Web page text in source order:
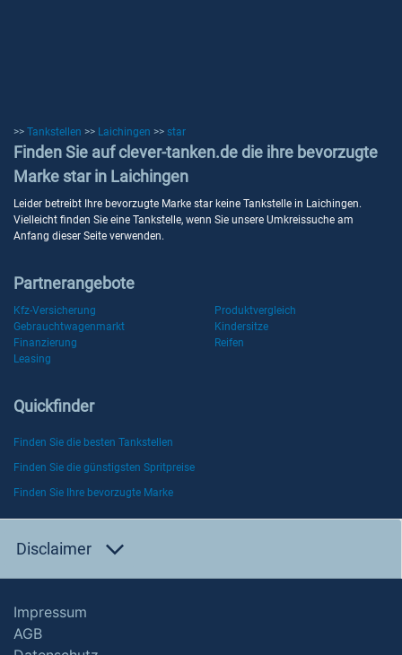
>> Tankstellen >> Laichingen >> star
Finden Sie auf clever-tanken.de die ihre bevorzugte
Marke star in Laichingen
Leider betreibt Ihre bevorzugte Marke star keine Tankstelle in Laichingen.
Vielleicht finden Sie eine Tankstelle, wenn Sie unsere Umkreissuche am
Anfang dieser Seite verwenden.
Partnerangebote
Kfz-Versicherung
Produktvergleich
Gebrauchtwagenmarkt
Kindersitze
Finanzierung
Reifen
Leasing
Quickfinder
Finden Sie die besten Tankstellen
Finden Sie die günstigsten Spritpreise
Finden Sie Ihre bevorzugte Marke
Disclaimer
Impressum
AGB